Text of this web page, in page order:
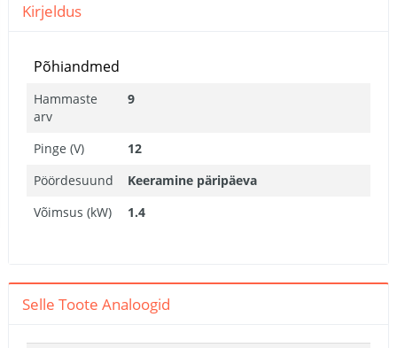
Kirjeldus
Põhiandmed
Hammaste
arv
9
Pinge (V)
12
Pöördesuund
Keeramine päripäeva
Võimsus (kW)
1.4
Selle Toote Analoogid